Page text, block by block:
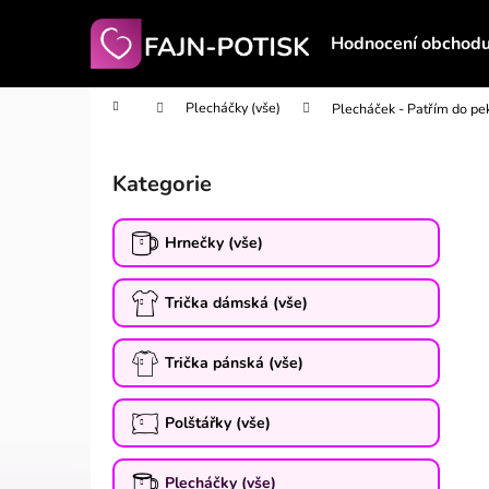
Hodnocení
Domů Plecháčky (vše) Plecháček - Patřím do
Přeskočit
kategorie
Kategorie
Hrnečky (vše)
Trička dámská (vše)
Trička pánská (vše)
Polštářky (vše)
Plecháčky (vše)
í
Zpět
do
Zpět
do